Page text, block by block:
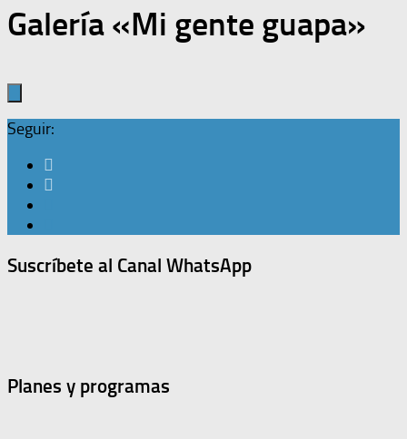
Galería «Mi gente guapa»
Seguir:
Suscríbete al Canal WhatsApp
Planes y programas